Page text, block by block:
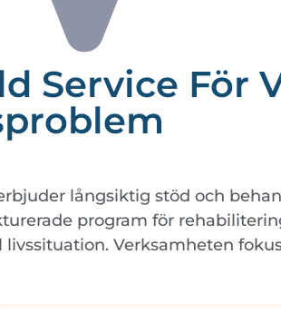
Service För
långsiktig stöd och
program för
Verksamheten